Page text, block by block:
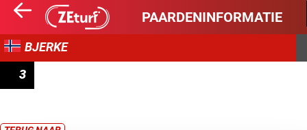
PAARDENINFORMATIE
BJERKE
3